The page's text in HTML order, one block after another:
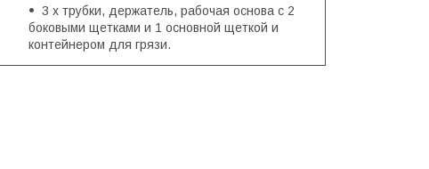
3 х трубки, держатель, рабочая основа с 2
боковыми щетками и 1 основной щеткой и
контейнером для грязи.